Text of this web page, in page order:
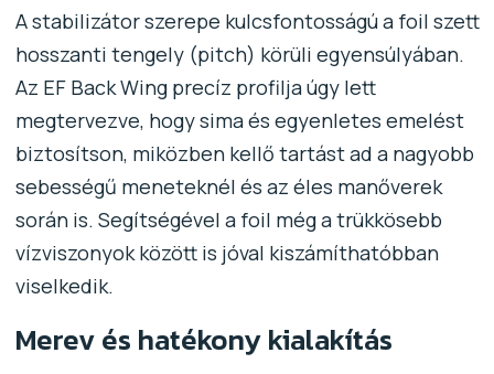
A stabilizátor szerepe kulcsfontosságú a foil szett
hosszanti tengely (pitch) körüli egyensúlyában.
Az EF Back Wing precíz profilja úgy lett
megtervezve, hogy sima és egyenletes emelést
biztosítson, miközben kellő tartást ad a nagyobb
sebességű meneteknél és az éles manőverek
során is. Segítségével a foil még a trükkösebb
vízviszonyok között is jóval kiszámíthatóbban
viselkedik.
Merev és hatékony kialakítás